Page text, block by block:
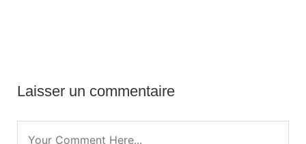
Laisser un commentaire